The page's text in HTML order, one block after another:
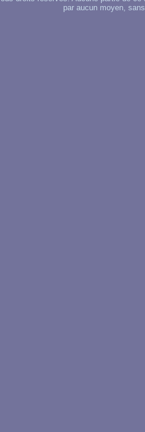
par aucun moyen,